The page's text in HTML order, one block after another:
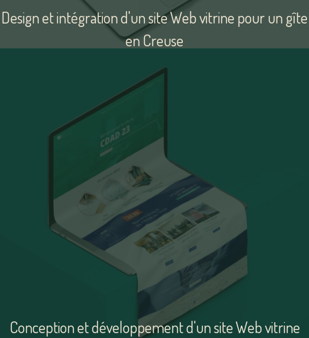
Design et intégration d'un site Web vitrine pour un gîte
en Creuse
Conception et développement d'un site Web vitrine
FNGIC